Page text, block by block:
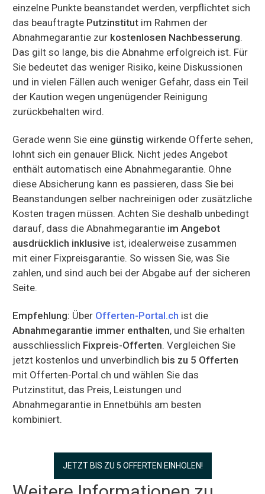
einzelne Punkte beanstandet werden, verpflichtet sich
das beauftragte Putzinstitut im Rahmen der
Abnahmegarantie zur kostenlosen Nachbesserung.
Das gilt so lange, bis die Abnahme erfolgreich ist. Für
Sie bedeutet das weniger Risiko, keine Diskussionen
und in vielen Fällen auch weniger Gefahr, dass ein Teil
der Kaution wegen ungenügender Reinigung
zurückbehalten wird.
Gerade wenn Sie eine günstig wirkende Offerte sehen,
lohnt sich ein genauer Blick. Nicht jedes Angebot
enthält automatisch eine Abnahmegarantie. Ohne
diese Absicherung kann es passieren, dass Sie bei
Beanstandungen selber nachreinigen oder zusätzliche
Kosten tragen müssen. Achten Sie deshalb unbedingt
darauf, dass die Abnahmegarantie im Angebot
ausdrücklich inklusive ist, idealerweise zusammen
mit einer Fixpreisgarantie. So wissen Sie, was Sie
zahlen, und sind auch bei der Abgabe auf der sicheren
Seite.
Empfehlung: Über Offerten-Portal.ch ist die
Abnahmegarantie immer enthalten, und Sie erhalten
ausschliesslich Fixpreis-Offerten. Vergleichen Sie
jetzt kostenlos und unverbindlich bis zu 5 Offerten
mit Offerten-Portal.ch und wählen Sie das
Putzinstitut, das Preis, Leistungen und
Abnahmegarantie in Ennetbühls am besten
kombiniert.
JETZT BIS ZU 5 OFFERTEN EINHOLEN!